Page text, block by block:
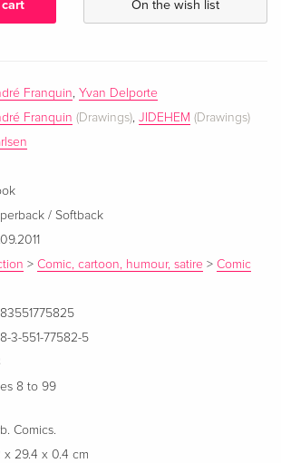
On the wish list
Franquin, Yvan Delporte
Franquin (Drawings),JIDEHEM (Drawings)
/ Softback
>Comic, cartoon, humour, satire >Comic
3-551-77582-5
8 to 99
Comics.
x 29.4 x 0.4 cm